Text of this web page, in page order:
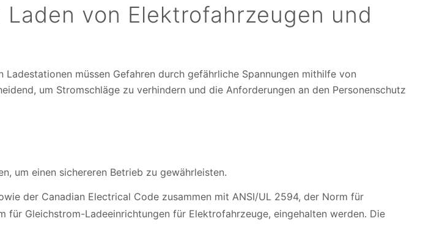
von Elektrofahrzeugen und
müssen Gefahren durch gefährliche Spannungen mithilfe von
um Stromschläge zu verhindern und die Anforderungen an den Personenschutz
um einen sichereren Betrieb zu gewährleisten.
der Canadian Electrical Code zusammen mit ANSI/UL 2594, der Norm für
Gleichstrom-Ladeeinrichtungen für Elektrofahrzeuge, eingehalten werden. Die